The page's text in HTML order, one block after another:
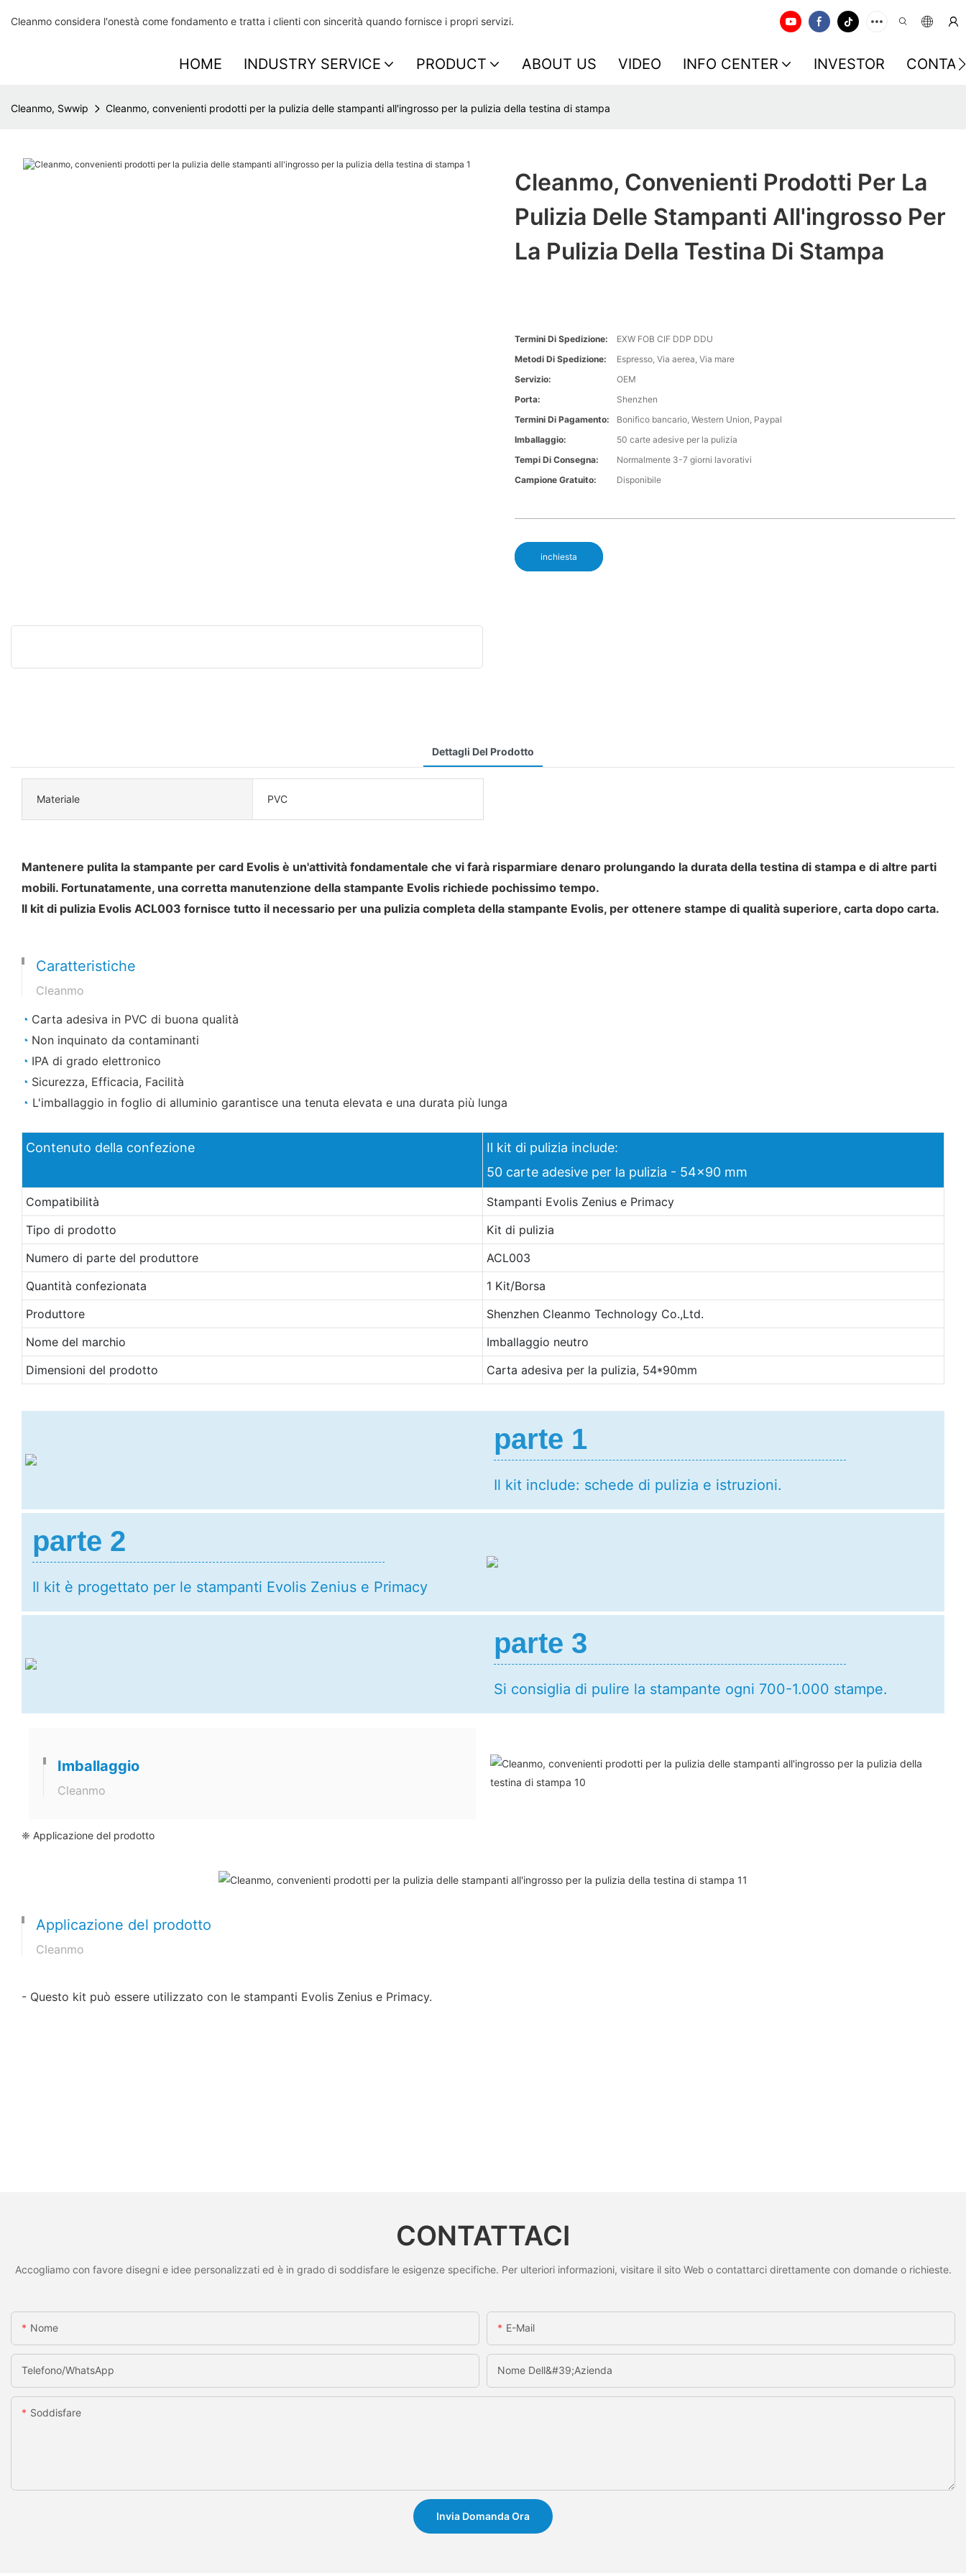
Cleanmo considera l'onestà come fondamento e tratta i clienti con sincerità quando fornisce i propri servizi.
HOME INDUSTRY SERVICE PRODUCT ABOUT US VIDEO INFO CENTER INVESTOR
Cleanmo, Swwip Cleanmo, convenienti prodotti per la pulizia delle stampanti all'ingrosso per la pulizia della testina di stampa
Cleanmo, Convenienti Prodotti Per La
Pulizia Delle Stampanti All'ingrosso Per
La Pulizia Della Testina Di Stampa
Termini Di Spedizione:
EXW FOB CIF DDP DDU
Metodi Di Spedizione:
Espresso, Via aerea, Via mare
Servizio:
OEM
Porta:
Shenzhen
Termini Di Pagamento:
Bonifico bancario, Western Union, Paypal
Imballaggio:
50 carte adesive per la pulizia
Tempi Di Consegna:
Normalmente 3-7 giorni lavorativi
Campione Gratuito:
Disponibile
inchiesta
Dettagli Del Prodotto
Materiale PVC
Mantenere pulita la stampante per card Evolis è un'attività fondamentale che vi farà risparmiare denaro prolungando la durata della testina di stampa e di altre parti
mobili. Fortunatamente, una corretta manutenzione della stampante Evolis richiede pochissimo tempo.
Il kit di pulizia Evolis ACL003 fornisce tutto il necessario per una pulizia completa della stampante Evolis, per ottenere stampe di qualità superiore, carta dopo carta.
Caratteristiche
Cleanmo
◔ Carta adesiva in PVC di buona qualità
◔ Non inquinato da contaminanti
◔ IPA di grado elettronico
◔ Sicurezza, Efficacia, Facilità
◔ L'imballaggio in foglio di alluminio garantisce una tenuta elevata e una durata più lunga
Contenuto della confezione
Il kit di pulizia include:
50 carte adesive per la pulizia - 54x90 mm
Compatibilità
Stampanti Evolis Zenius e Primacy
Tipo di prodotto
Kit di pulizia
Numero di parte del produttore
ACL003
Quantità confezionata
1 Kit/Borsa
Produttore
Shenzhen Cleanmo Technology Co.,Ltd.
Nome del marchio
Imballaggio neutro
Dimensioni del prodotto
Carta adesiva per la pulizia, 54*90mm
parte 1
Il kit include: schede di pulizia e istruzioni.
parte 2
Il kit è progettato per le stampanti Evolis Zenius e Primacy
parte 3
Si consiglia di pulire la stampante ogni 700-1.000 stampe.
Imballaggio
Cleanmo
❈ Applicazione del prodotto
Applicazione del prodotto
Cleanmo
- Questo kit può essere utilizzato con le stampanti Evolis Zenius e Primacy.
CONTATTACI
Accogliamo con favore disegni e idee personalizzati ed è in grado di soddisfare le esigenze specifiche. Per ulteriori informazioni, visitare il sito Web o contattarci direttamente con domande o richieste.
Nome E-Mail
Telefono/WhatsApp Nome Dell&#39;azienda
Soddisfare
Invia Domanda Ora